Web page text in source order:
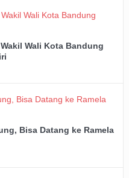
Wali Kota Bandung
Bisa Datang ke Ramela